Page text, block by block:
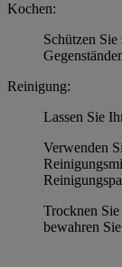
Kochen:
Schützen
Reinigung:
Lassen Sie
Verwenden
Trocknen
bewahren